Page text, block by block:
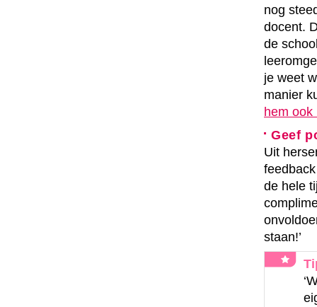
nog
docent.
de
je weet
manier
hem ook
Geef
Uit
de hele
staan!’